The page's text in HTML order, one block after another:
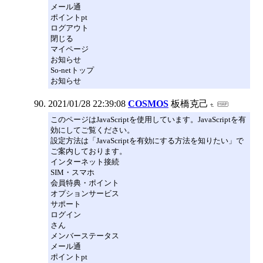
メール通
ポイントpt
ログアウト
閉じる
マイページ
お知らせ
So-netトップ
お知らせ
2021/01/28 22:39:08 COSMOS 板橋克己
このページはJavaScriptを使用しています。JavaScriptを有
効にしてご覧ください。
設定方法は「JavaScriptを有効にする方法を知りたい」で
ご案内しております。
インターネット接続
SIM・スマホ
会員特典・ポイント
オプションサービス
サポート
ログイン
さん
メンバーステータス
メール通
ポイントpt